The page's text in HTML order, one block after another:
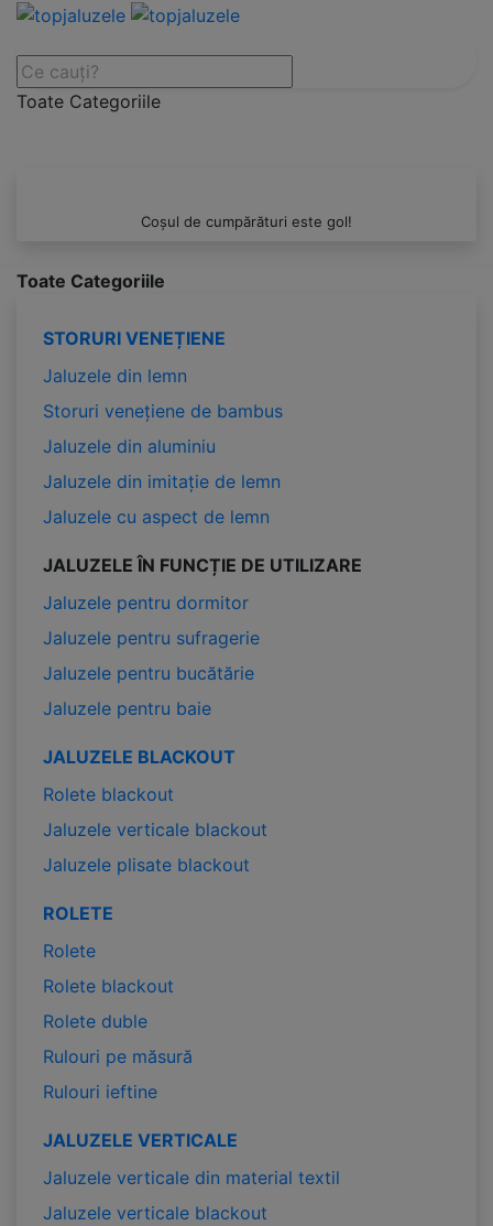
Toate Categoriile
Coșul de cumpărături este gol!
Toate Categoriile
STORURI VENEȚIENE
Jaluzele din lemn
Storuri venețiene de bambus
Jaluzele din aluminiu
Jaluzele din imitație de lemn
Jaluzele cu aspect de lemn
JALUZELE ÎN FUNCȚIE DE UTILIZARE
Jaluzele pentru dormitor
Jaluzele pentru sufragerie
Jaluzele pentru bucătărie
Jaluzele pentru baie
JALUZELE BLACKOUT
Rolete blackout
Jaluzele verticale blackout
Jaluzele plisate blackout
ROLETE
Rolete
Rolete blackout
Rolete duble
Rulouri pe măsură
Rulouri ieftine
JALUZELE VERTICALE
Jaluzele verticale din material textil
Jaluzele verticale blackout